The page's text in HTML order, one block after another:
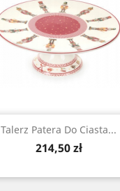
Talerz Patera Do Ciasta...
Cena
214,50 zł